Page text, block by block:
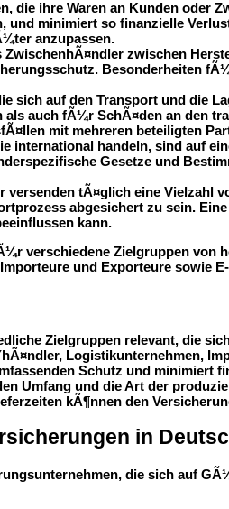
die ihre Waren an Kunden oder
und minimiert so finanzielle
anzupassen.
ZwischenhÃ¤ndler zwischen
Besonderheiten
sich auf den Transport und die
als auch fÃ¼r SchÃ¤den an den
mit mehreren beteiligten
international handeln, sind auf
Gesetze und
versenden tÃ¤glich eine Vielzahl
abgesichert zu sein.
kann.
verschiedene Zielgruppen von
und Exporteure sowie
Zielgruppen relevant, die
Logistikunternehmen,
Schutz und minimiert
Umfang und die Art der
kÃ¶nnen den
in
die sich auf